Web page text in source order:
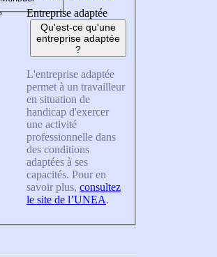
Entreprise adaptée
Qu'est-ce qu'une
entreprise adaptée
?
L'entreprise adaptée
permet à un travailleur
en situation de
handicap d'exercer
une activité
professionnelle dans
des conditions
adaptées à ses
capacités. Pour en
savoir plus, consultez
le site de l’UNEA.